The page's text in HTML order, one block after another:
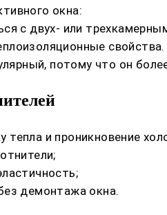
окна:
с двух- или
свойства.
потому что он
и проникновение
демонтажа окна.